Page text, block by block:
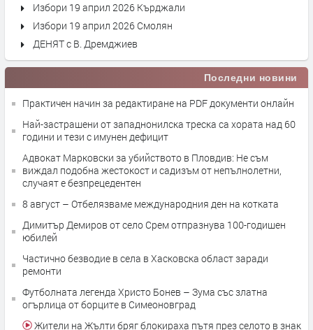
Избори 19 април 2026 Кърджали
Избори 19 април 2026 Смолян
ДЕНЯТ с В. Дремджиев
Последни новини
Практичен начин за редактиране на PDF документи онлайн
Най-застрашени от западнонилска треска са хората над 60
години и тези с имунен дефицит
Адвокат Марковски за убийството в Пловдив: Не съм
виждал подобна жестокост и садизъм от непълнолетни,
случаят е безпрецедентен
8 август – Отбелязваме международния ден на котката
Димитър Демиров от село Срем отпразнува 100-годишен
юбилей
Частично безводие в села в Хасковска област заради
ремонти
Футболната легенда Христо Бонев – Зума със златна
огърлица от борците в Симеоновград